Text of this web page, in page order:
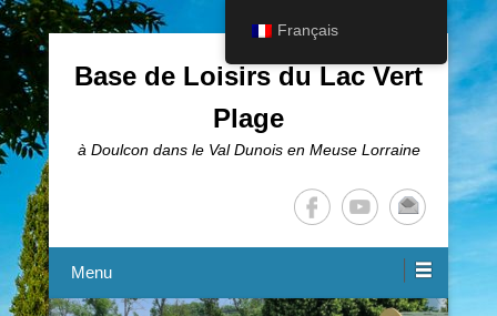
Base de Loisirs du Lac Vert
Plage
à Doulcon dans le Val Dunois en Meuse Lorraine
Menu
Français